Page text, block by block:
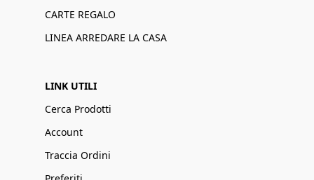
CARTE REGALO
LINEA ARREDARE LA CASA
LINK UTILI
Cerca Prodotti
Account
Traccia Ordini